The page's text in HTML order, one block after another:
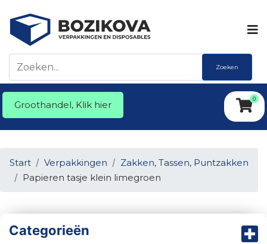
Zoeken
Groothandel, Klik hier
0
Start Verpakkingen
Zakken, Tassen, Puntzakken
Papieren tasje klein limegroen
Categorieën